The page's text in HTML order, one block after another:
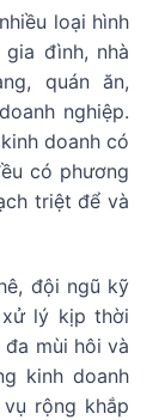
loại hình
đình, nhà
quán ăn,
nghiệp.
doanh có
có phương
triệt để và
đội ngũ kỹ
xử lý kịp thời
mùi hôi và
kinh doanh
rộng khắp